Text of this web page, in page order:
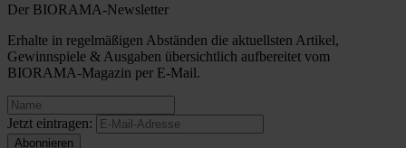
Der BIORAMA-Newsletter
Erhalte in regelmäßigen Abständen die aktuellsten Artikel,
Gewinnspiele & Ausgaben übersichtlich aufbereitet vom
BIORAMA-Magazin per E-Mail.
Jetzt eintragen: